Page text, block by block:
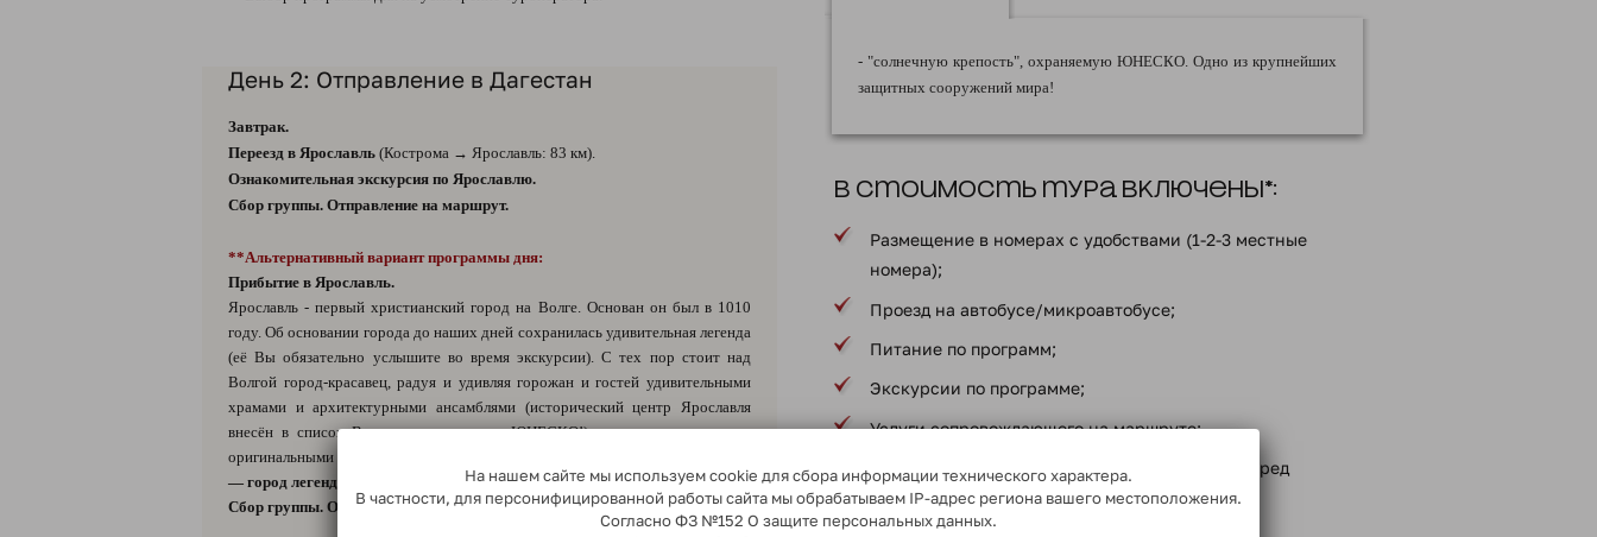
День 2: Отправление в Дагестан
Завтрак.
Переезд в Ярославль (Кострома → Ярославль: 83 км).
Ознакомительная экскурсия по Ярославлю.
Сбор группы. Отправление на маршрут.
**Альтернативный вариант программы дня:
Прибытие в Ярославль.
Ярославль - первый христианский город на Волге. Основан он был в 1010
году. Об основании города до наших дней сохранилась удивительная легенда
(её Вы обязательно услышите во время экскурсии). С тех пор стоит над
Волгой город-красавец, радуя и удивляя горожан и гостей удивительными
храмами и архитектурными ансамблями (исторический центр Ярославля
внесён в список Всемирного наследия ЮНЕСКО!), уютными скверами и
оригинальными новостройками.
— город легенд»*.
Сбор группы. Отправление на маршрут.
- "солнечную крепость", охраняемую ЮНЕСКО. Одно из крупнейших
защитных сооружений мира!
В стоимость тура включены*:
Размещение в номерах с удобствами (1-2-3 местные
номера);
Проезд на автобусе/микроавтобусе;
Питание по программ;
Экскурсии по программе;
Услуги сопровождающего на маршруте;
Страхование ответственности перевозчика перед
пассажирами;
На нашем сайте мы используем cookie для сбора информации технического характера.
В частности, для персонифицированной работы сайта мы обрабатываем IP-адрес региона вашего местоположения.
Согласно ФЗ №152 О защите персональных данных.